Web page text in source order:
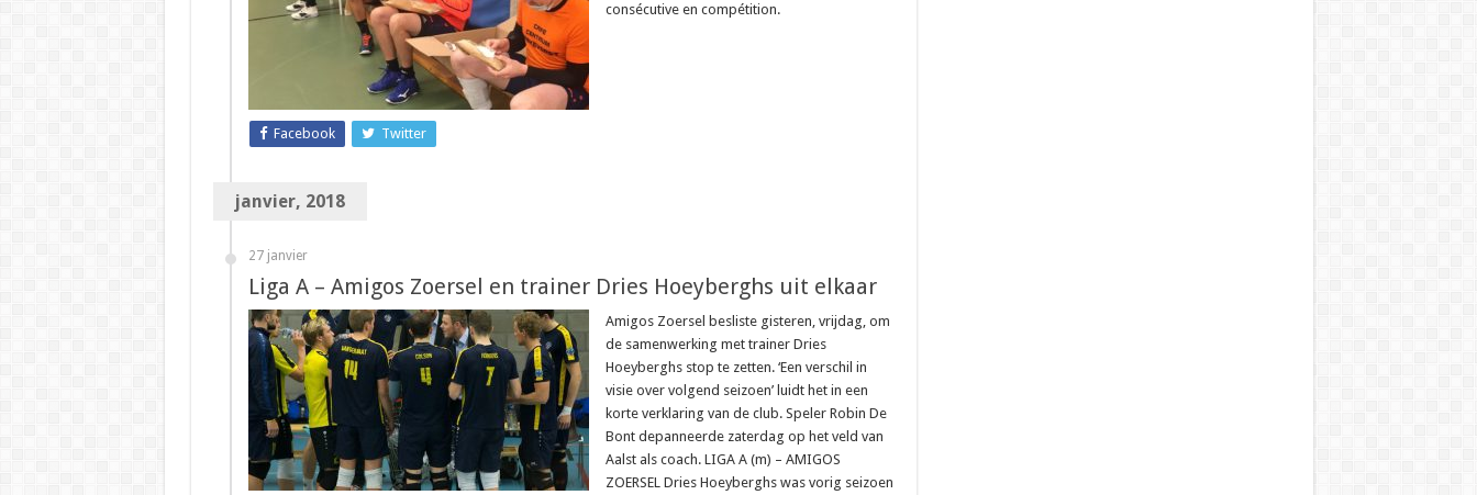
consécutive en compétition.
Facebook Twitter
janvier, 2018
27 janvier
Liga A – Amigos Zoersel en trainer Dries Hoeyberghs uit elkaar
Amigos Zoersel besliste gisteren, vrijdag, om
de samenwerking met trainer Dries
Hoeyberghs stop te zetten. ‘Een verschil in
visie over volgend seizoen’ luidt het in een
korte verklaring van de club. Speler Robin De
Bont depanneerde zaterdag op het veld van
Aalst als coach. LIGA A (m) – AMIGOS
ZOERSEL Dries Hoeyberghs was vorig seizoen